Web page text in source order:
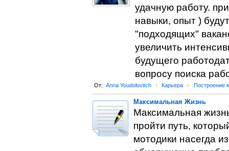
удачную работу.
навыки, опыт )
"подходящих"
увеличить
будущего
вопросу поиска
От: Anna Youdolovitch l Карьера > Построение
Максимальная Жизнь
Максимальная
пройти путь,
мотодики насегда